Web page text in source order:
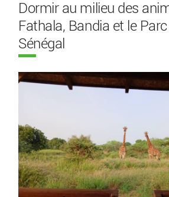
Dormir au milieu des
Fathala, Bandia et le
Sénégal